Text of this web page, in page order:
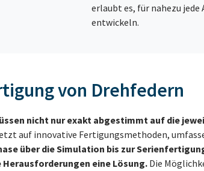
erlaubt es, für nahezu
entwickeln.
von Drehfedern
nicht nur exakt abgestimmt auf die
auf innovative Fertigungsmethoden,
über die Simulation bis zur
eine Lösung. Die